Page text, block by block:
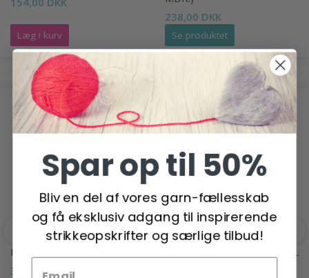
Læg i kurv
238,00 DKK
Se produktet
ANDRE HAR OGSÅ SET
HJERTEGARN TRUNTE
31,95 DKK
38,95 DKK
Spar op til 50%
Bliv en del af vores garn-fællesskab
og få eksklusiv adgang til inspirerende
strikkeopskrifter og særlige tilbud!